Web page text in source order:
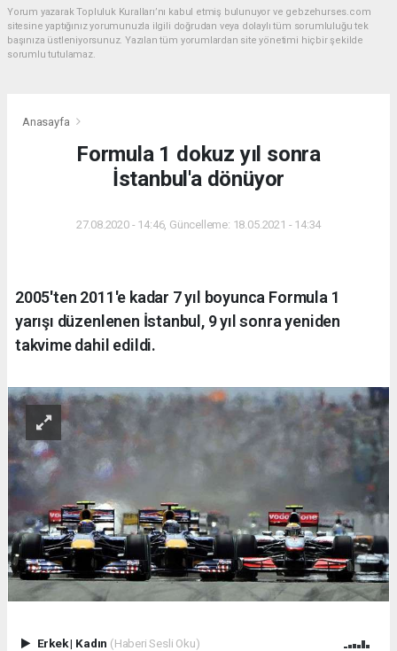
Yorum yazarak Topluluk Kuralları’nı kabul etmiş bulunuyor ve gebzehurses.com
sitesine yaptığınız yorumunuzla ilgili doğrudan veya dolaylı tüm sorumluluğu tek
başınıza üstleniyorsunuz. Yazılan tüm yorumlardan site yönetimi hiçbir şekilde
sorumlu tutulamaz.
Anasayfa
Formula 1 dokuz yıl sonra
İstanbul'a dönüyor
27.08.2020 - 14:46, Güncelleme: 18.05.2021 - 14:34
2005'ten 2011'e kadar 7 yıl boyunca Formula 1
yarışı düzenlenen İstanbul, 9 yıl sonra yeniden
takvime dahil edildi.
Erkek| Kadın (Haberi Sesli Oku)